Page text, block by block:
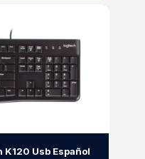
Usb Español